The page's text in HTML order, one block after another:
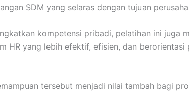
SDM yang selaras dengan tujuan
kompetensi pribadi, pelatihan ini juga
HR yang lebih efektif, efisien, dan
tersebut menjadi nilai tambah bagi